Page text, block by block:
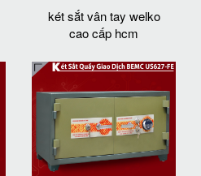
két sắt vân tay welko
cao cấp hcm